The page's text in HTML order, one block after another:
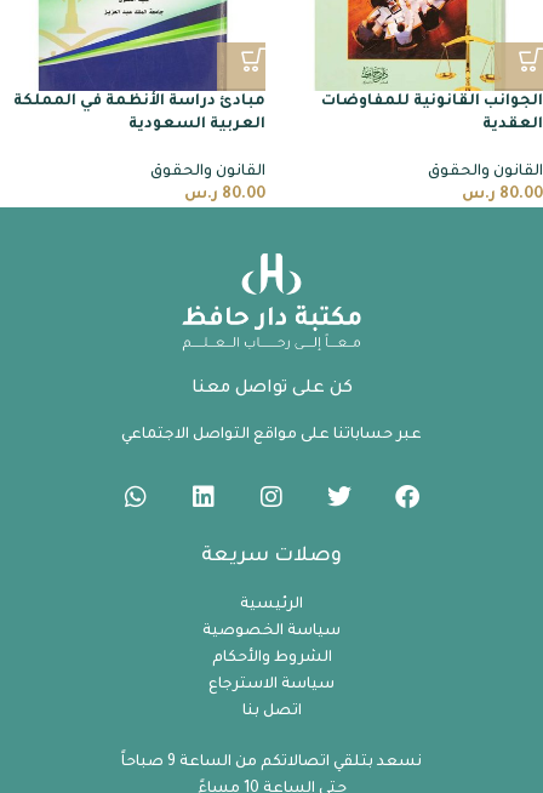
الجوانب القانونية للمفاوضات
العقدية
القانون والحقوق
80.00 ر.س
مبادئ دراسة الأنظمة في المملكة
العربية السعودية
القانون والحقوق
80.00 ر.س
كن على تواصل معنا
عبر حساباتنا على مواقع التواصل الاجتماعي
وصلات سريعة
الرئيسية
سياسة الخصوصية
الشروط والأحكام
سياسة الاسترجاع
اتصل بنا
نسعد بتلقي اتصالاتكم من الساعة 9 صباحاً